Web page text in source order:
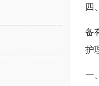
四
备
护
一